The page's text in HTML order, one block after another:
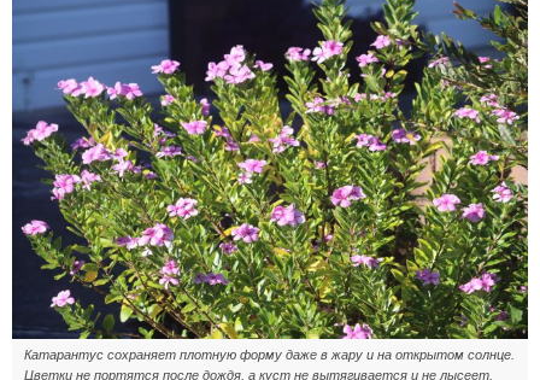
Катарантус сохраняет плотную форму даже в жару и на открытом солнце.
Цветки не портятся после дождя, а куст не вытягивается и не лысеет,